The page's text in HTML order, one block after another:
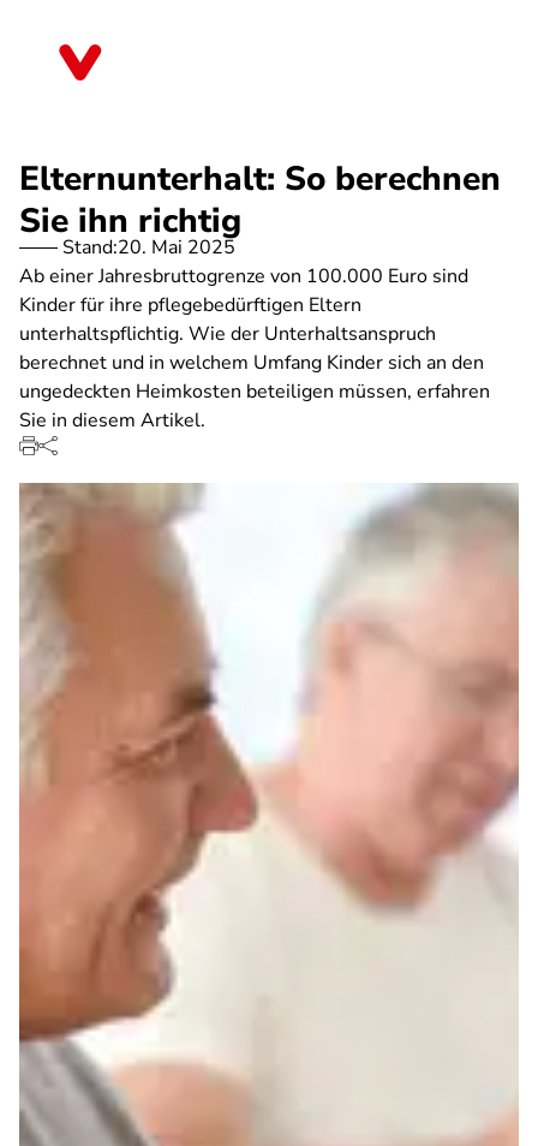
Elternunterhalt: So berechnen
Sie ihn richtig
Stand:20. Mai 2025
Ab einer Jahresbruttogrenze von 100.000 Euro sind
Kinder für ihre pflegebedürftigen Eltern
unterhaltspflichtig. Wie der Unterhaltsanspruch
berechnet und in welchem Umfang Kinder sich an den
ungedeckten Heimkosten beteiligen müssen, erfahren
Sie in diesem Artikel.